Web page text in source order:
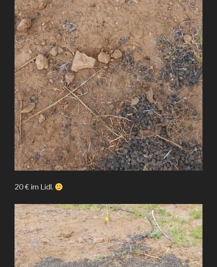
20 € im Lidl.